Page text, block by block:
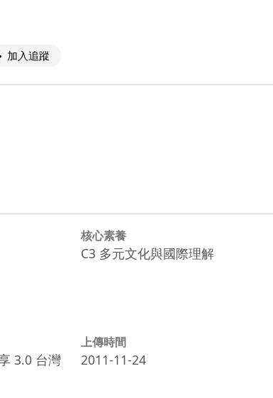
加入追蹤
核心素養
C3 多元文化與國際理解
3.0 台灣
上傳時間
2011-11-24